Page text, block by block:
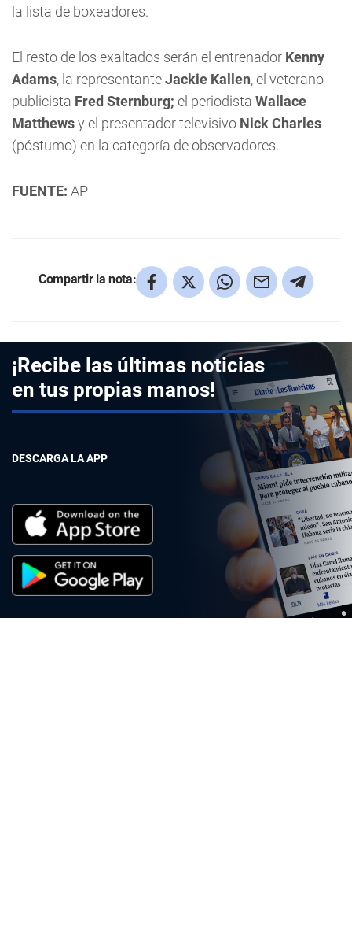
la lista de boxeadores.
El resto de los exaltados serán el entrenador Kenny
Adams, la representanteJackie Kallen, el veterano
publicista Fred Sternburg; el periodista Wallace
Matthewsy el presentador televisivo Nick Charles
(póstumo) en la categoría de observadores.
FUENTE: AP
Compartir la nota:
¡Recibe las últimas noticias
en tus propias manos!
DESCARGA LA APP